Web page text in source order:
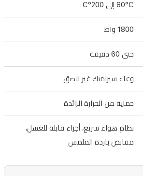
80°C إلى 200°C
1800 واط
حتى 60 دقيقة
وعاء سيراميك غير لاصق
حماية من الحرارة الزائدة
نظام هواء سريع، أجزاء قابلة للغسل،
مقابض باردة الملمس